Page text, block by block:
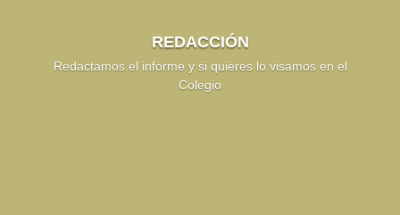
REDACCIÓN
Redactamos el informe y si quieres lo visamos en el
Colegio